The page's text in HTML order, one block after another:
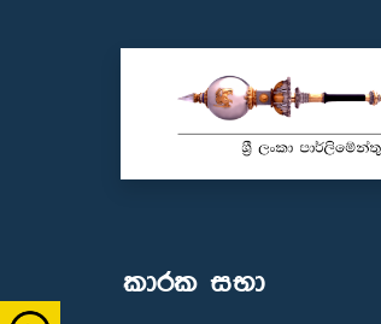
කාරක සභා